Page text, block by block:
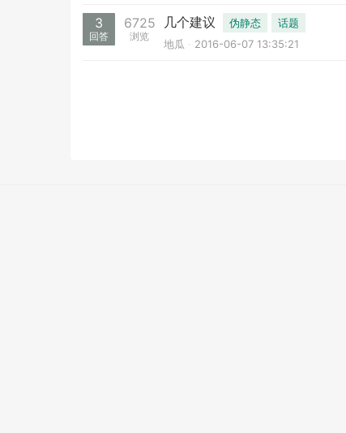
3
回答
6725
浏览
几个建议 伪静态
话题
地瓜
2016-06-07 13:35:21